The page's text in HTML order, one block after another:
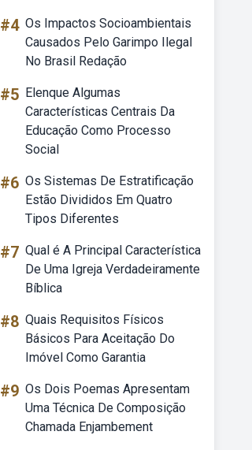
#4 Os Impactos Socioambientais
Causados Pelo Garimpo Ilegal
No Brasil Redação
#5 Elenque Algumas
Características Centrais Da
Educação Como Processo
Social
#6 Os Sistemas De Estratificação
Estão Divididos Em Quatro
Tipos Diferentes
#7 Qual é A Principal Característica
De Uma Igreja Verdadeiramente
Bíblica
#8 Quais Requisitos Físicos
Básicos Para Aceitação Do
Imóvel Como Garantia
#9 Os Dois Poemas Apresentam
Uma Técnica De Composição
Chamada Enjambement